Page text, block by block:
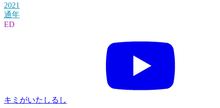
2021
通年
ED
キミがいたしるし